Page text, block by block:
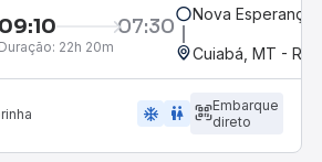
09:10 07:30
Duração: 22h 20m
Nova Esperança,
Cuiabá, MT -
ac_unit wc
Embarque
direto